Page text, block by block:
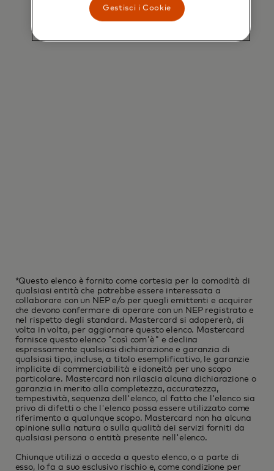
*Questo elenco è fornito come cortesia per la comodità di
qualsiasi entità che potrebbe essere interessata a
collaborare con un NEP e/o per quegli emittenti e acquirer
che devono confermare di operare con un NEP registrato e
nel rispetto degli standard. Mastercard si adopererà, di
volta in volta, per aggiornare questo elenco. Mastercard
fornisce questo elenco "così com'è" e declina
espressamente qualsiasi dichiarazione e garanzia di
qualsiasi tipo, incluse, a titolo esemplificativo, le garanzie
implicite di commerciabilità e idoneità per uno scopo
particolare. Mastercard non rilascia alcuna dichiarazione o
garanzia in merito alla completezza, accuratezza,
tempestività, sequenza dell'elenco, al fatto che l'elenco sia
privo di difetti o che l'elenco possa essere utilizzato come
riferimento a qualunque scopo. Mastercard non ha alcuna
opinione sulla natura o sulla qualità dei servizi forniti da
qualsiasi persona o entità presente nell'elenco.
Chiunque utilizzi o acceda a questo elenco, o a parte di
esso, lo fa a suo esclusivo rischio e, come condizione per
Gestisci i Cookie